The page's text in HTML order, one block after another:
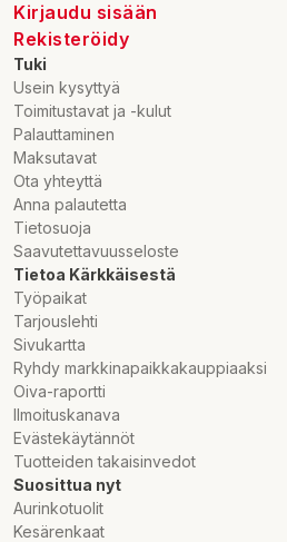
Kirjaudu sisään
Rekisteröidy
Tuki
Usein kysyttyä
Toimitustavat ja -kulut
Palauttaminen
Maksutavat
Ota yhteyttä
Anna palautetta
Tietosuoja
Saavutettavuusseloste
Tietoa Kärkkäisestä
Työpaikat
Tarjouslehti
Sivukartta
Ryhdy markkinapaikkakauppiaaksi
Oiva-raportti
Ilmoituskanava
Evästekäytännöt
Tuotteiden takaisinvedot
Suosittua nyt
Aurinkotuolit
Kesärenkaat